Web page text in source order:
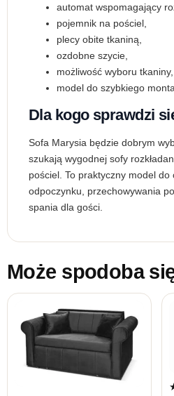
automat wspomagający
pojemnik na pościel,
plecy obite tkaniną,
ozdobne szycie,
możliwość wyboru tkaniny,
model do szybkiego
Dla kogo sprawdzi
Sofa Marysia będzie dobrym
szukają wygodnej sofy
pościel. To praktyczny model do
odpoczynku, przechowywania
spania dla gości.
Może spodoba